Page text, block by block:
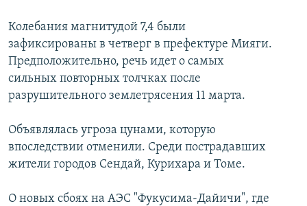
İNFOQRAFIKA
AZƏRBAYCAN ƏDƏBIYYATI KITABXANASI
İZ - MƏDƏNIYYƏT PROQRAMI
MISSIYAMIZ
MATERIALLARIMIZDAN ISTIFADƏ
AZADLIQRADIOSU MOBIL TELEFONUNUZDA
BIZIMLƏ ƏLAQƏ
XƏBƏR BÜLLETENLƏRIMIZ
BIZI IZLƏ
Колебания магнитудой 7,4 были
зафиксированы в четверг в префектуре Мияги.
Предположительно, речь идет о самых
сильных повторных толчках после
разрушительного землетрясения 11 марта.
Объявлялась угроза цунами, которую
впоследствии отменили. Среди пострадавших
жители городов Сендай, Курихара и Томе.
О новых сбоях на АЭС "Фукусима-Дайичи", где